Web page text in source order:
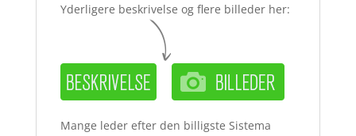
Yderligere beskrivelse og flere billeder her:
Mange leder efter den billigste Sistema